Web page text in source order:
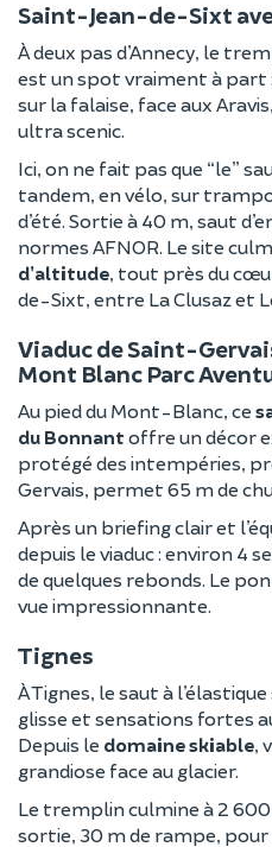
Saint-Jean-de-Sixt
À deux pas d’Annecy, le
est un spot vraiment à part
sur la falaise, face aux
ultra scenic.
Ici, on ne fait pas que “le”
tandem, en vélo, sur
d’été. Sortie à 40 m, saut
normes AFNOR. Le site
d’altitude, tout près du
de-Sixt, entre La Clusaz et
Viaduc de Saint-
Mont Blanc Parc
Au pied du Mont-Blanc, ce
du Bonnant offre un décor
protégé des intempéries,
Gervais, permet 65 m de
Après un briefing clair et
depuis le viaduc : environ 4
de quelques rebonds. Le
vue impressionnante.
Tignes
À Tignes, le saut à
glisse et sensations fortes
Depuis le domaine skiable,
grandiose face au glacier.
Le tremplin culmine à 2
sortie, 30 m de rampe,